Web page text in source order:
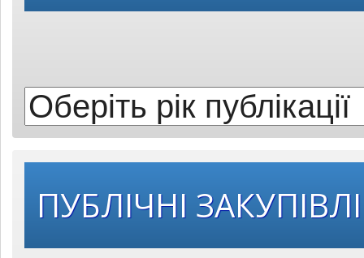
рік
публікації:
ПУБЛІЧНІ ЗАКУПІВЛІ